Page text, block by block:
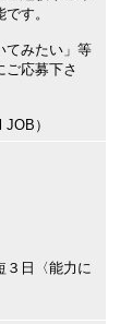
す。
てみたい」等
ご応募下さ
）
日〈能力に